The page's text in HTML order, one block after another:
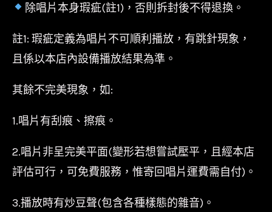
除唱片本身瑕疵(註1)，否則拆封後不得退換。
註1: 瑕疵定義為唱片不可順利播放，有跳針現象，
且係以本店內設備播放結果為準。
其餘不完美現象，如:
1.唱片有刮痕、擦痕。
2.唱片非呈完美平面(變形若想嘗試壓平，且經本店
評估可行，可免費服務，惟寄回唱片運費需自付)。
3.播放時有炒豆聲(包含各種樣態的雜音)。